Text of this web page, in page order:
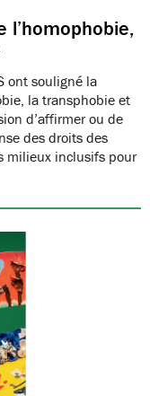
l’homophobie,
ont souligné la
la transphobie et
d’affirmer ou de
des droits des
milieux inclusifs pour